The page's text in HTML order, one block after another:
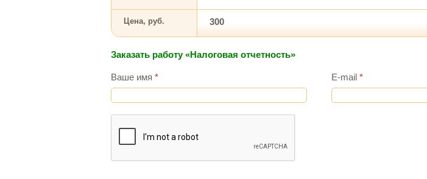
Цена, руб. 300
Заказать работу «Налоговая отчетность»
Ваше имя * E-mail *